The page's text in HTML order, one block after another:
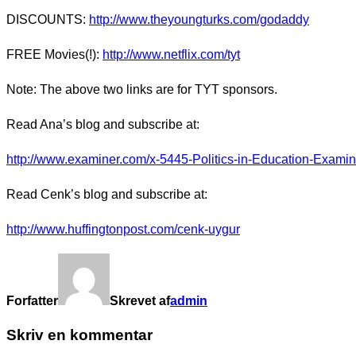
DISCOUNTS: http://www.theyoungturks.com/godaddy
FREE Movies(!): http://www.netflix.com/tyt
Note: The above two links are for TYT sponsors.
Read Ana’s blog and subscribe at:
http://www.examiner.com/x-5445-Politics-in-Education-
Read Cenk’s blog and subscribe at:
http://www.huffingtonpost.com/cenk-uygur
Forfatter Skrevet afadmin
Skriv en kommentar